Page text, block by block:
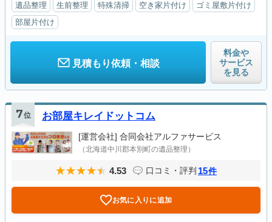
遺品整理 生前整理 特殊清掃 空き家片付け
ゴミ屋敷片付け
部屋片付け
見積もり依頼・相談
料金や
サービス
を見る
7位 お部屋キレイドットコム
[運営会社] 合同会社アルファサービス
（北海道中川郡本別町の遺品整理）
4.53 口コミ・評判 15件
お気に入りに追加